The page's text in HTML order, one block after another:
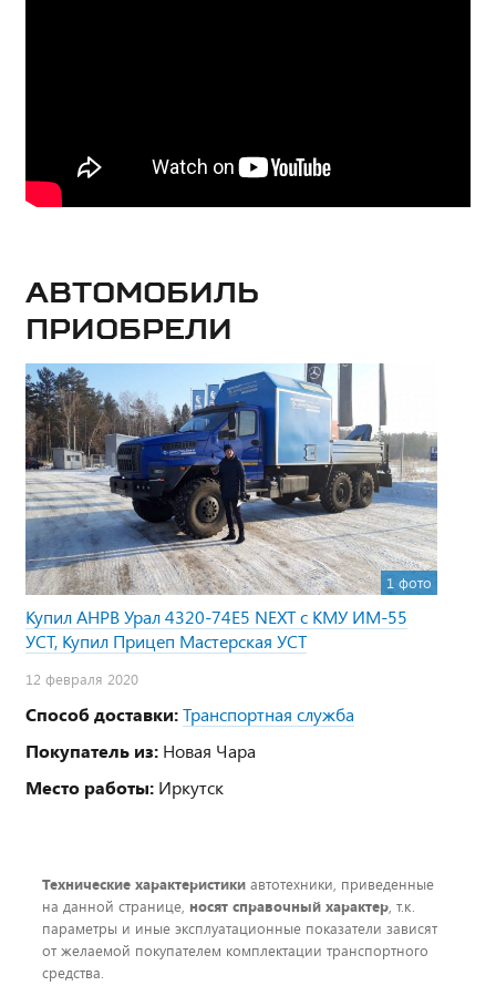
Автомобиль
приобрели
1 фото
Купил АНРВ Урал 4320-74Е5 NEXT с КМУ ИМ-55
УСТ, Купил Прицеп Мастерская УСТ
12 февраля 2020
Способ доставки:Транспортная служба
Покупатель из: Новая Чара
Место работы: Иркутск
Технические характеристики автотехники, приведенные
на данной странице, носят справочный характер, т.к.
параметры и иные эксплуатационные показатели зависят
от желаемой покупателем комплектации транспортного
средства.